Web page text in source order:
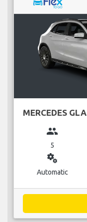
MERCEDES GLA
group
5
miscellaneous_services
Automatic